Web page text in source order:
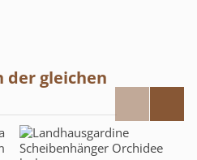
der gleichen